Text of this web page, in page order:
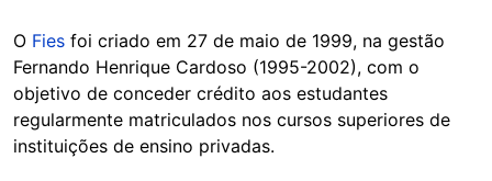
O Fies foi criado em 27 de maio de 1999, na gestão
Fernando Henrique Cardoso (1995-2002), com o
objetivo de conceder crédito aos estudantes
regularmente matriculados nos cursos superiores de
instituições de ensino privadas.